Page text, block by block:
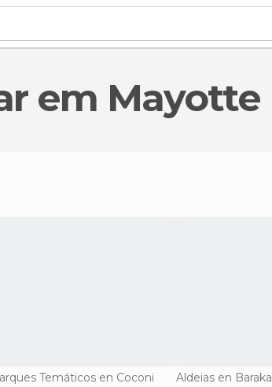
em Mayotte
Temáticos en Coconi
Aldeias en